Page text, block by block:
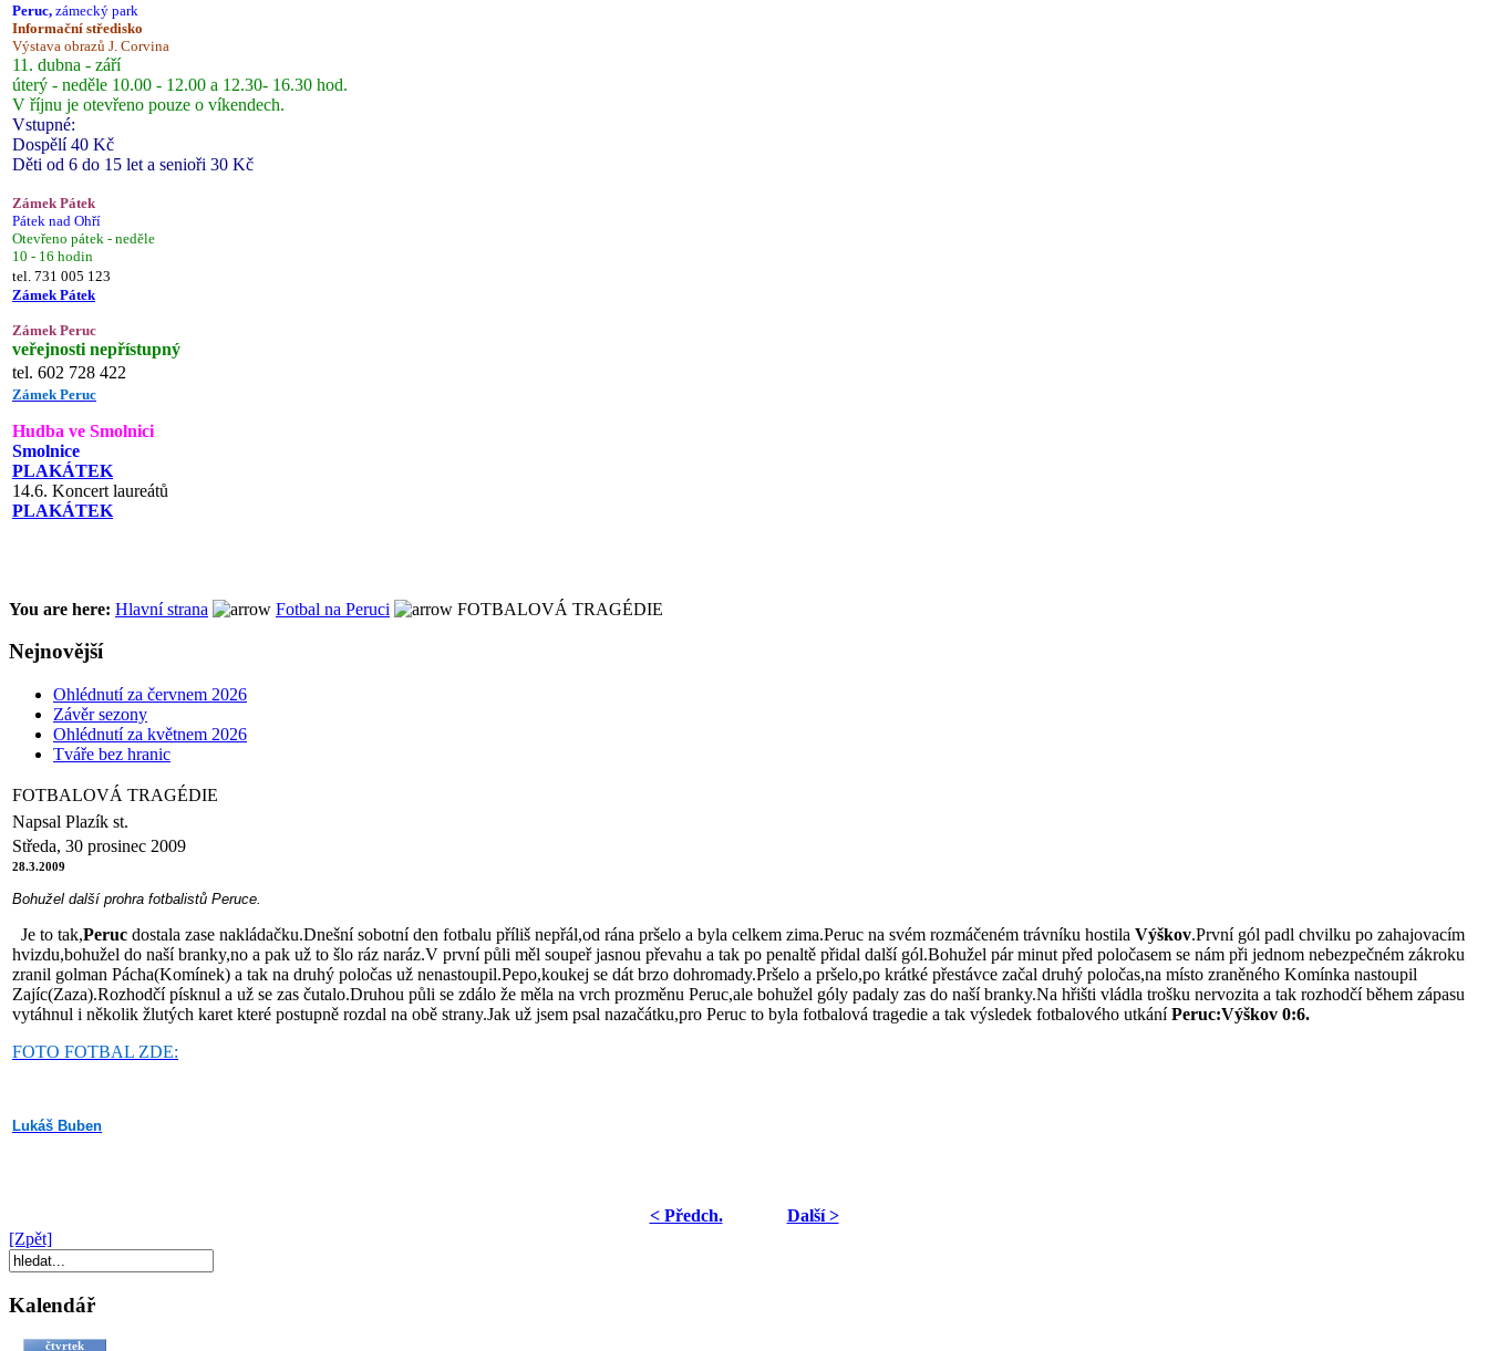
Peruc, zámecký park
Informační středisko
Výstava obrazů J. Corvina
11. dubna - září
úterý - neděle 10.00 - 12.00 a 12.30- 16.30 hod.
V říjnu je otevřeno pouze o víkendech.
Vstupné:
Dospělí 40 Kč
Děti od 6 do 15 let a senioři 30 Kč
Zámek Pátek
Pátek nad Ohří
Otevřeno pátek - neděle
10 - 16 hodin
tel. 731 005 123
Zámek Pátek
Zámek Peruc
veřejnosti nepřístupný
tel. 602 728 422
Zámek Peruc
Hudba ve Smolnici
Smolnice
PLAKÁTEK
14.6. Koncert laureátů
PLAKÁTEK
You are here: Hlavní strana Fotbal na Peruci FOTBALOVÁ TRAGÉDIE
Nejnovější
Ohlédnutí za červnem 2026
Závěr sezony
Ohlédnutí za květnem 2026
Tváře bez hranic
FOTBALOVÁ TRAGÉDIE
Napsal Plazík st.
Středa, 30 prosinec 2009
28.3.2009
Bohužel další prohra fotbalistů Peruce.
Je to tak,Peruc dostala zase nakládačku.Dnešní sobotní den fotbalu příliš nepřál,od rána pršelo a byla celkem zima.Peruc na svém rozmáčeném trávníku hostila Výškov.První gól padl chvilku po zahajovacím
hvizdu,bohužel do naší branky,no a pak už to šlo ráz naráz.V první půli měl soupeř jasnou převahu a tak po penaltě přidal další gól.Bohužel pár minut před poločasem se nám při jednom nebezpečném zákroku
zranil golman Pácha(Komínek) a tak na druhý poločas už nenastoupil.Pepo,koukej se dát brzo dohromady.Pršelo a pršelo,po krátké přestávce začal druhý poločas,na místo zraněného Komínka nastoupil
Zajíc(Zaza).Rozhodčí písknul a už se zas čutalo.Druhou půli se zdálo že měla na vrch prozměnu Peruc,ale bohužel góly padaly zas do naší branky.Na hřišti vládla trošku nervozita a tak rozhodčí během zápasu
vytáhnul i několik žlutých karet které postupně rozdal na obě strany.Jak už jsem psal nazačátku,pro Peruc to byla fotbalová tragedie a tak výsledek fotbalového utkáníPeruc:Výškov 0:6.
FOTO FOTBAL ZDE:
Lukáš Buben
< Předch.
Další >
[Zpět]
Kalendář
čtvrtek